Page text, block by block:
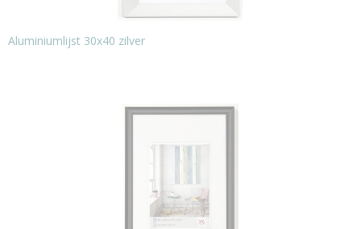
Aluminiumlijst 30x40 zilver